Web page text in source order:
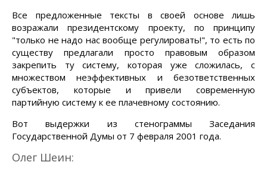
Все предложенные тексты в своей основе лишь
возражали президентскому проекту, по принципу
"только не надо нас вообще регулировать!", то есть по
существу предлагали просто правовым образом
закрепить ту систему, которая уже сложилась, с
множеством неэффективных и безответственных
субъектов, которые и привели современную
партийную систему к ее плачевному состоянию.
Вот выдержки из стенограммы Заседания
Государственной Думы от 7 февраля 2001 года.
Олег Шеин: